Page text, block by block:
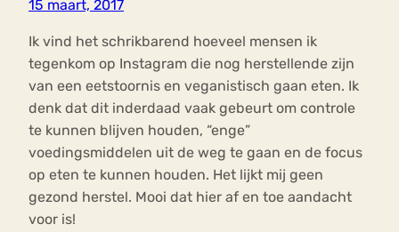
15 maart, 2017
Ik vind het schrikbarend hoeveel mensen ik
tegenkom op Instagram die nog herstellende zijn
van een eetstoornis en veganistisch gaan eten. Ik
denk dat dit inderdaad vaak gebeurt om controle
te kunnen blijven houden, “enge”
voedingsmiddelen uit de weg te gaan en de focus
op eten te kunnen houden. Het lijkt mij geen
gezond herstel. Mooi dat hier af en toe aandacht
voor is!